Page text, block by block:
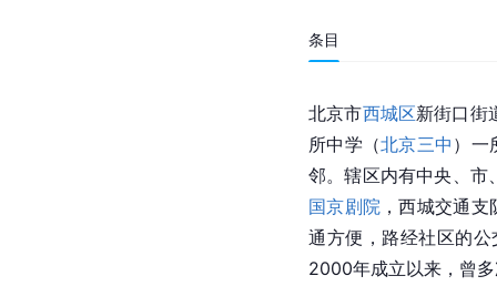
条目
北京市西城区新街口街
所中学（北京三中 ）一
邻。辖区内有中央、市
国京剧院 ，西城交通支
通方便，路经社区的
2000年成立以来，曾